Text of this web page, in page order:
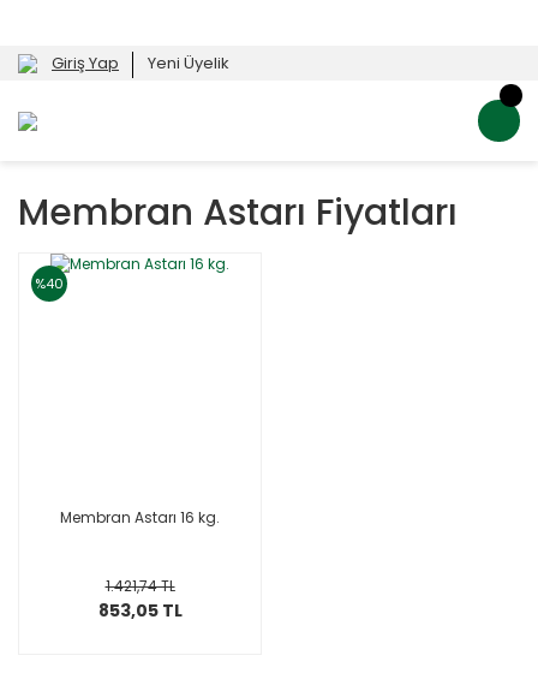
Giriş Yap Yeni Üyelik
Membran Astarı Fiyatları
%40
Membran Astarı 16 kg.
1.421,74 TL
853,05 TL